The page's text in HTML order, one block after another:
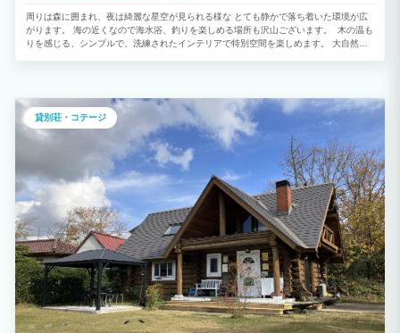
周りは森に囲まれ、夜は綺麗な星空が見られる様な とても静かで落ち着いた環境が広
がります。 海の近くなので海水浴、釣りを楽しめる場所も沢山ございます。 木の温も
りを感じる、シンプルで、洗練されたインテリアで特別空間を楽しめます。 大自然の
貸別荘・コテージ